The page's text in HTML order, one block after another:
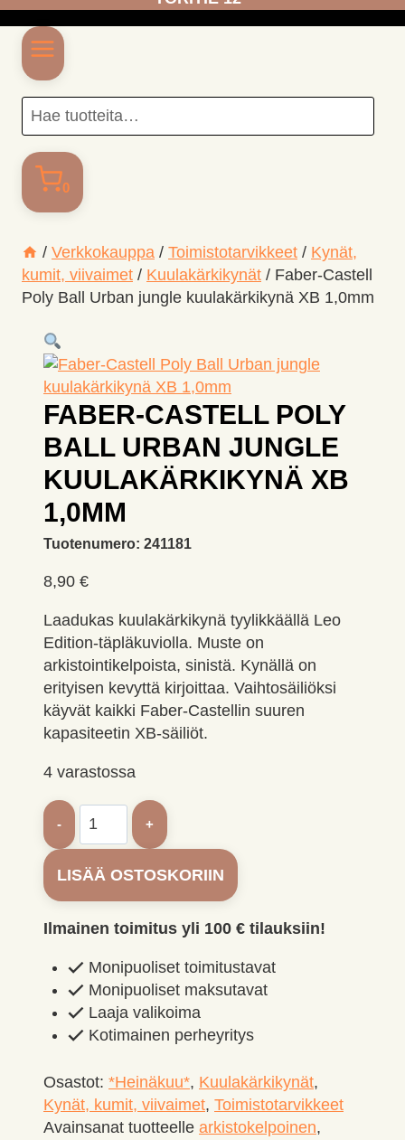
Hae
tuotteita…
0
/ Verkkokauppa / Toimisto­tarvikkeet / Kynät,
kumit, viivaimet / Kuulakärkikynät / Faber-Castell
Poly Ball Urban jungle kuulakärkikynä XB 1,0mm
FABER-CASTELL POLY
BALL URBAN JUNGLE
KUULAKÄRKIKYNÄ XB
1,0MM
Tuotenumero: 241181
8,90 €
Laadukas kuulakärkikynä tyylikkäällä Leo
Edition-täpläkuviolla. Muste on
arkistointikelpoista, sinistä. Kynällä on
erityisen kevyttä kirjoittaa. Vaihtosäiliöksi
käyvät kaikki Faber-Castellin suuren
kapasiteetin XB-säiliöt.
4 varastossa
Faber-
Castell
Ball
Urban
jungle
XB
1,0mm
määrä
LISÄÄ OSTOSKORIIN
Ilmainen toimitus yli 100 € tilauksiin!
Monipuoliset toimitustavat
Monipuoliset maksutavat
Laaja valikoima
Kotimainen perheyritys
Osastot: *Heinäkuu*, Kuulakärkikynät,
Kynät, kumit, viivaimet, Toimisto­tarvikkeet
Avainsanat tuotteelle arkistokelpoinen,